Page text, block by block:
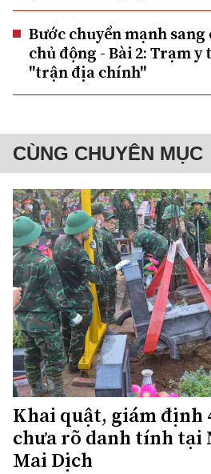
Bước chuyển mạnh sang
chủ động - Bài 2: Trạm y
"trận địa chính"
CÙNG CHUYÊN MỤC
Khai quật, giám định
chưa rõ danh tính tại
Mai Dịch